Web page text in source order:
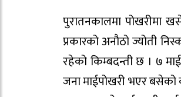
पुरातनकालमा पोखरीमा
प्रकारको अनौठो ज्योती
रहेको किम्बदन्ती छ । ७
जना माईपोखरी भएर बसेको